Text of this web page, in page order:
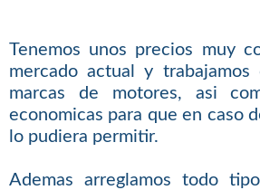
Tenemos unos precios muy
mercado actual y trabajamos
marcas de motores, asi
economicas para que en caso
lo pudiera permitir.
Ademas arreglamos todo